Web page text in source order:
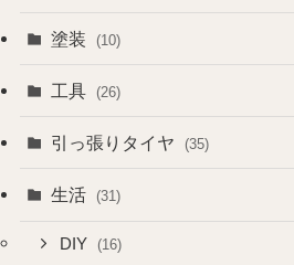
塗装 (10)
工具 (26)
引っ張りタイヤ (35)
生活 (31)
DIY (16)